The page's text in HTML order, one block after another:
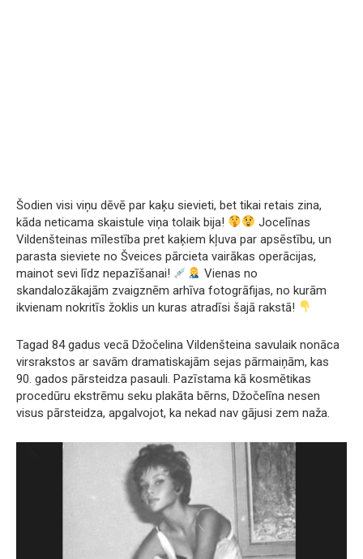
Šodien visi viņu dēvē par kaķu sievieti, bet tikai retais zina,
kāda neticama skaistule viņa tolaik bija!
Jocelīnas
Vildenšteinas mīlestība pret kaķiem kļuva par apsēstību, un
parasta sieviete no Šveices pārcieta vairākas operācijas,
mainot sevi līdz nepazīšanai!
Vienas no
skandalozākajām zvaigznēm arhīva fotogrāfijas, no kurām
ikvienam nokritīs žoklis un kuras atradīsi šajā rakstā!
Tagad 84 gadus vecā Džočelina Vildenšteina savulaik nonāca
virsrakstos ar savām dramatiskajām sejas pārmaiņām, kas
90. gados pārsteidza pasauli. Pazīstama kā kosmētikas
procedūru ekstrēmu seku plakāta bērns, Džočelīna nesen
visus pārsteidza, apgalvojot, ka nekad nav gājusi zem naža.